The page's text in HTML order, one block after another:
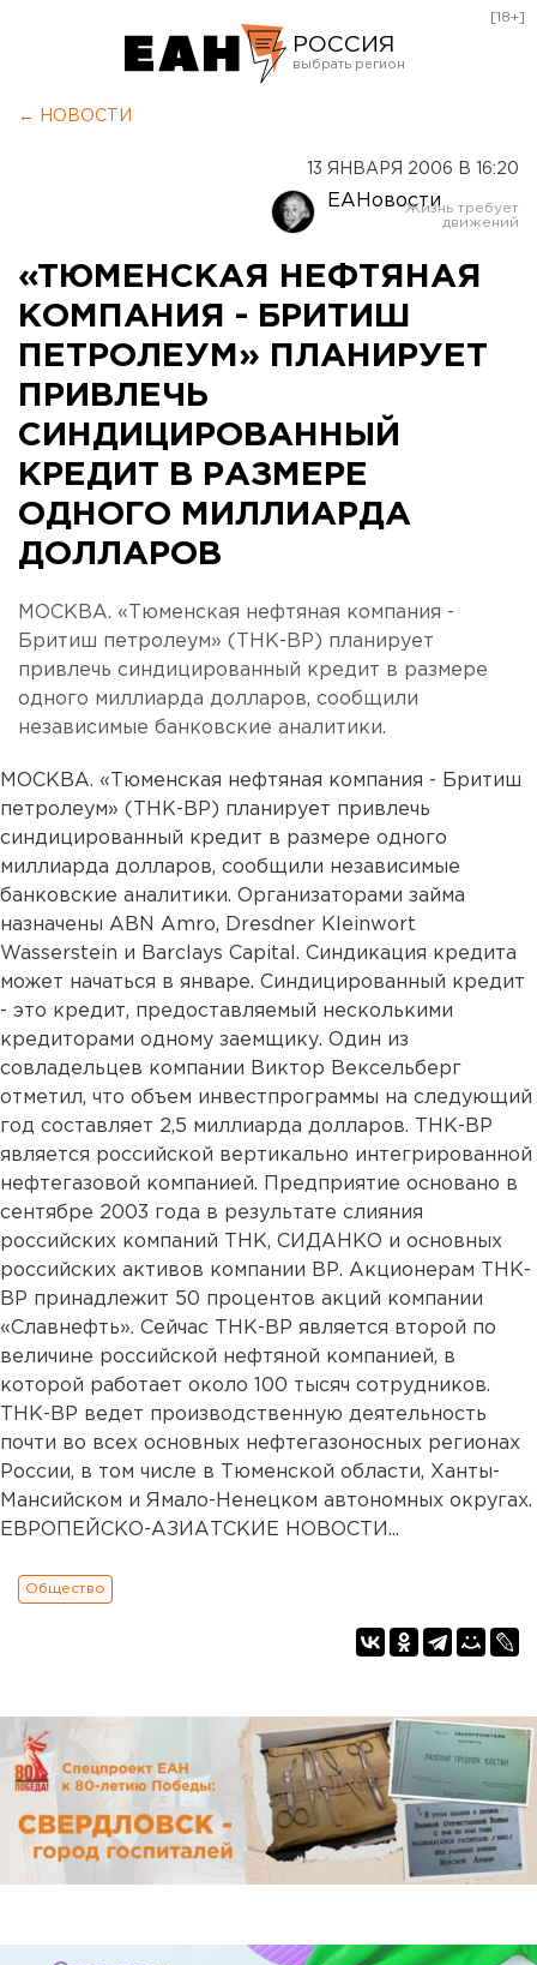
РОССИЯ
Оренбург
[18+]
← НОВОСТИ
13 ЯНВАРЯ 2006 В 16:20
ЕАНовости
«TЮМЕНСКАЯ НЕФТЯНАЯ
КОМПАНИЯ - БРИТИШ
ПЕТРОЛЕУМ» ПЛАНИРУЕТ
ПРИВЛЕЧЬ
СИНДИЦИРОВАННЫЙ
КРЕДИТ В РАЗМЕРЕ
ОДНОГО МИЛЛИАРДА
ДОЛЛАРОВ
МОСКВА. «Tюменская нефтяная компания -
Бритиш петролеум» (ТНК-ВР) планирует
привлечь синдицированный кредит в размере
одного миллиарда долларов, сообщили
независимые банковские аналитики.
МОСКВА. «Tюменская нефтяная компания - Бритиш
петролеум» (ТНК-ВР) планирует привлечь
синдицированный кредит в размере одного
миллиарда долларов, сообщили независимые
банковские аналитики. Организаторами займа
назначены ABN Amro, Dresdner Kleinwort
Wasserstein и Barclays Capital. Синдикация кредита
может начаться в январе. Синдицированный кредит
- это кредит, предоставляемый несколькими
кредиторами одному заемщику. Один из
совладельцев компании Виктор Вексельберг
отметил, что объем инвестпрограммы на следующий
год составляет 2,5 миллиарда долларов. ТНК-ВР
является российской вертикально интегрированной
нефтегазовой компанией. Предприятие основано в
сентябре 2003 года в результате слияния
российских компаний ТНК, СИДАНКО и основных
российских активов компании ВР. Акционерам ТНК-
ВР принадлежит 50 процентов акций компании
«Славнефть». Сейчас ТНК-ВР является второй по
величине российской нефтяной компанией, в
которой работает около 100 тысяч сотрудников.
ТНК-ВР ведет производственную деятельность
почти во всех основных нефтегазоносных регионах
России, в том числе в Тюменской области, Ханты-
Мансийском и Ямало-Ненецком автономных округах.
ЕВРОПЕЙСКО-АЗИАТСКИЕ НОВОСТИ...
Общество